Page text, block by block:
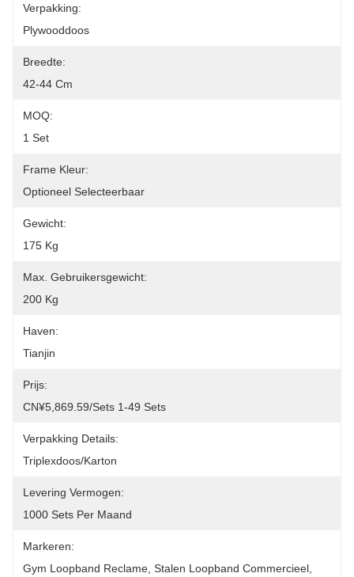
Verpakking:
Plywooddoos
Breedte:
42-44 Cm
MOQ:
1 Set
Frame Kleur:
Optioneel Selecteerbaar
Gewicht:
175 Kg
Max. Gebruikersgewicht:
200 Kg
Haven:
Tianjin
Prijs:
CN¥5,869.59/sets 1-49 Sets
Verpakking Details:
Triplexdoos/Karton
Levering Vermogen:
1000 Sets Per Maand
Markeren:
Gym Loopband Reclame Stalen Loopband Commercieel